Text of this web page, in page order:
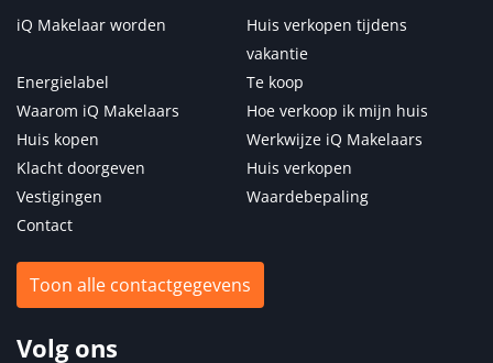
iQ Makelaar worden
Huis verkopen tijdens
vakantie
Energielabel
Te koop
Waarom iQ Makelaars
Hoe verkoop ik mijn huis
Huis kopen
Werkwijze iQ Makelaars
Klacht doorgeven
Huis verkopen
Vestigingen
Waardebepaling
Contact
Toon alle contactgegevens
Volg ons